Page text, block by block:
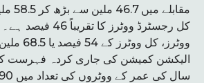
کل رجسٹرڈ ووٹرز
ووٹرز،